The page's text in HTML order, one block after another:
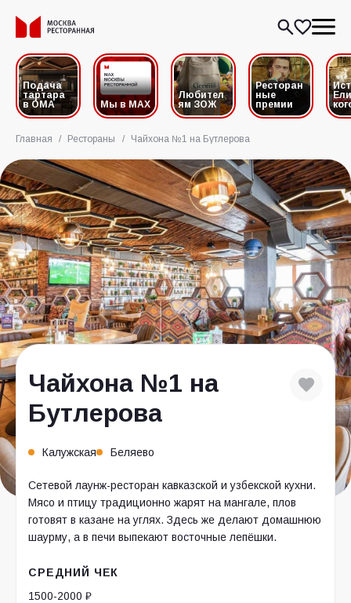
Подача
тартара
в ОМА
Мы в MAX
Любител
ям ЗОЖ
Ресторан
ные
премии
Главная / Рестораны / Чайхона №1 на Бутлерова
Чайхона №1 на
Бутлерова
Калужская Беляево
Сетевой лаунж-ресторан кавказской и узбекской кухни.
Мясо и птицу традиционно жарят на мангале, плов
готовят в казане на углях. Здесь же делают домашнюю
шаурму, а в печи выпекают восточные лепёшки.
СРЕДНИЙ ЧЕК
1500-2000 ₽